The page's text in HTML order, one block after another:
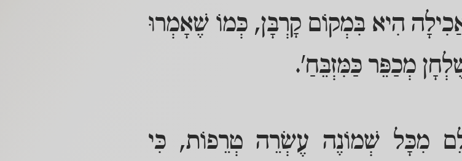
הִיא בִּמְקוֹם קָרְבָּן, כְּמוֹ שֶׁאָמְרוּ
מְכַפֵּר כַּמִּזְבֵּחַ'.
מִכָּל שְׁמוֹנֶה עֶשְׂרֵה טְרֵפוֹת, כִּי